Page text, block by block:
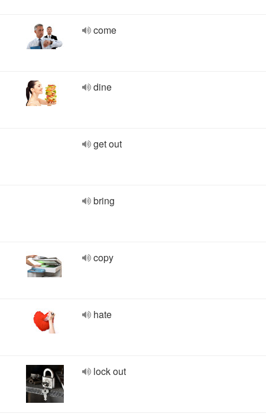
come
dine
get out
bring
copy
hate
lock out